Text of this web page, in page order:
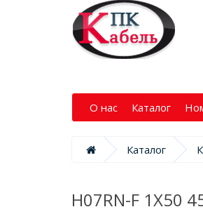
О нас Каталог
Каталог
H07RN-F 1X50